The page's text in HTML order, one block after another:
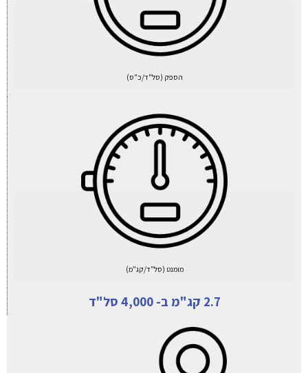
הספק (סל"ד/כ"ס)
מומנט (סל"ד/קג"מ)
2.7 קג"מ ב- 4,000 סל"ד